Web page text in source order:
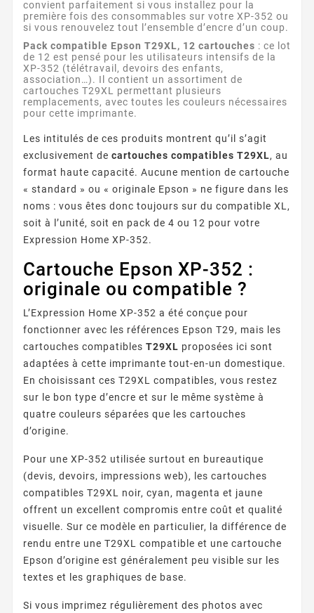
convient parfaitement si vous installez pour la
première fois des consommables sur votre XP-352 ou
si vous renouvelez tout l’ensemble d’encre d’un coup.
Pack compatible Epson T29XL, 12 cartouches : ce lot
de 12 est pensé pour les utilisateurs intensifs de la
XP-352 (télétravail, devoirs des enfants,
association…). Il contient un assortiment de
cartouches T29XL permettant plusieurs
remplacements, avec toutes les couleurs nécessaires
pour cette imprimante.
Les intitulés de ces produits montrent qu’il s’agit
exclusivement de cartouches compatibles T29XL, au
format haute capacité. Aucune mention de cartouche
« standard » ou « originale Epson » ne figure dans les
noms : vous êtes donc toujours sur du compatible XL,
soit à l’unité, soit en pack de 4 ou 12 pour votre
Expression Home XP-352.
Cartouche Epson XP-352 :
originale ou compatible ?
L’Expression Home XP-352 a été conçue pour
fonctionner avec les références Epson T29, mais les
cartouches compatibles T29XL proposées ici sont
adaptées à cette imprimante tout-en-un domestique.
En choisissant ces T29XL compatibles, vous restez
sur le bon type d’encre et sur le même système à
quatre couleurs séparées que les cartouches
d’origine.
Pour une XP-352 utilisée surtout en bureautique
(devis, devoirs, impressions web), les cartouches
compatibles T29XL noir, cyan, magenta et jaune
offrent un excellent compromis entre coût et qualité
visuelle. Sur ce modèle en particulier, la différence de
rendu entre une T29XL compatible et une cartouche
Epson d’origine est généralement peu visible sur les
textes et les graphiques de base.
Si vous imprimez régulièrement des photos avec